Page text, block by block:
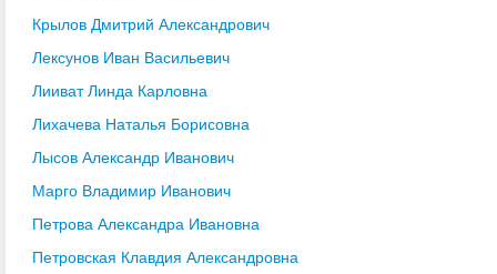
Крылов Дмитрий Александрович
Лексунов Иван Васильевич
Лииват Линда Карловна
Лихачева Наталья Борисовна
Лысов Александр Иванович
Марго Владимир Иванович
Петрова Александра Ивановна
Петровская Клавдия Александровна